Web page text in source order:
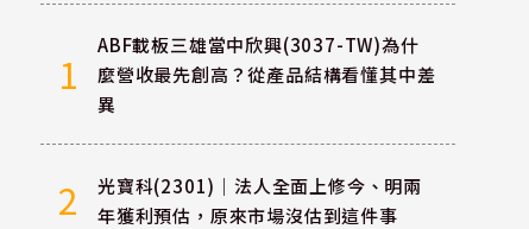
1
ABF載板三雄當中欣興(3037-TW)為什
麼營收最先創高？從產品結構看懂其中差
異
2
光寶科(2301)｜法人全面上修今、明兩
年獲利預估，原來市場沒估到這件事